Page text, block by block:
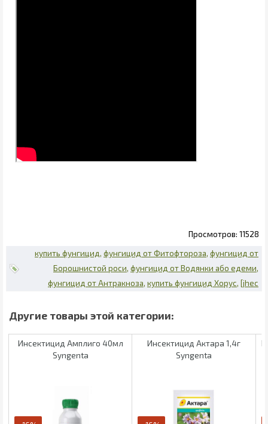
11528
купить фунгицид фунгицид от Фитофтороза фунгицид от
Борошнистой роси фунгицид от Водянки або едеми
фунгицид от Антракноза купить фунгицид Хорус [jhec
Инсектицид Амплиго 40мл
Syngenta
Инсектицид Актара 1,4г
Syngenta